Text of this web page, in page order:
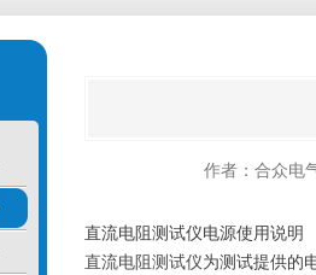
作者：合众电
直流电阻测试仪电源使用说明
直流电阻测试仪为测试提供的